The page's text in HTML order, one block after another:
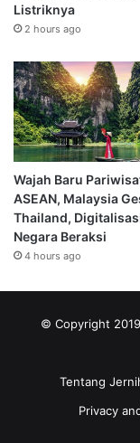
Listriknya
2 hours ago
Wajah Baru
ASEAN, Malaysia
Thailand,
Negara Beraksi
4 hours ago
© Copyright
Tentang
Privacy